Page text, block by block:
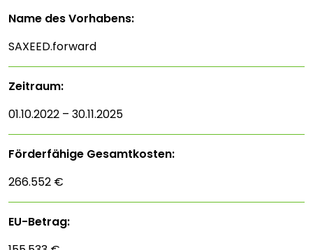
Name des Vorhabens:
SAXEED.forward
Zeitraum:
01.10.2022 – 30.11.2025
Förderfähige Gesamtkosten:
266.552 €
EU-Betrag: